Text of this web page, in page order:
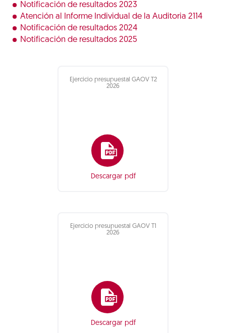
Notificación de resultados 2023
Atención al Informe Individual de la Auditoria 2114
Notificación de resultados 2024
Notificación de resultados 2025
Ejercicio presupuestal GAOV T2
2026
Descargar pdf
Ejercicio presupuestal GAOV T1
2026
Descargar pdf